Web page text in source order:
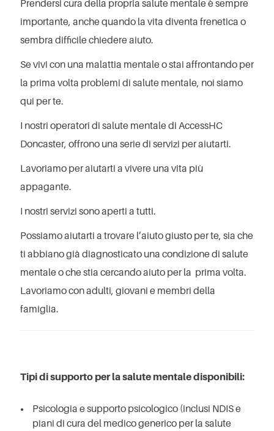
Prendersi cura della propria salute mentale è sempre
importante, anche quando la vita diventa frenetica o
sembra difficile chiedere aiuto.
Se vivi con una malattia mentale o stai affrontando per
la prima volta problemi di salute mentale, noi siamo
qui per te.
I nostri operatori di salute mentale di AccessHC
Doncaster, offrono una serie di servizi per aiutarti.
Lavoriamo per aiutarti a vivere una vita più
appagante.
I nostri servizi sono aperti a tutti.
Possiamo aiutarti a trovare l’aiuto giusto per te, sia che
ti abbiano già diagnosticato una condizione di salute
mentale o che stia cercando aiuto per la prima volta.
Lavoriamo con adulti, giovani e membri della
famiglia.
Tipi di supporto per la salute mentale disponibili:
Psicologia e supporto psicologico (inclusi NDIS e
piani di cura del medico generico per la salute